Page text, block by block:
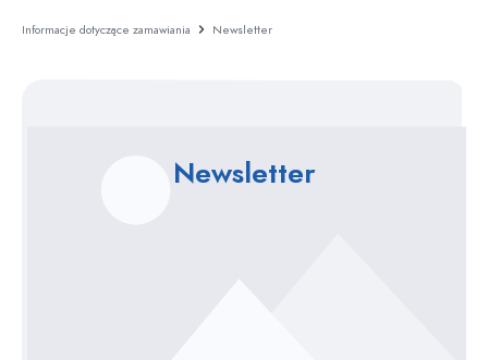
Informacje dotyczące zamawiania Newsletter
Newsletter